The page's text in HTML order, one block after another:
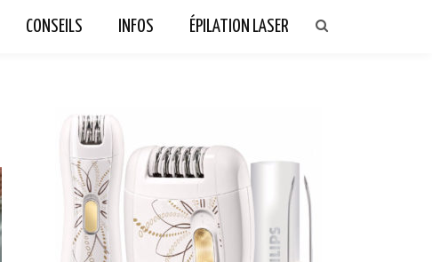
CONSEILS INFOS ÉPILATION LASER